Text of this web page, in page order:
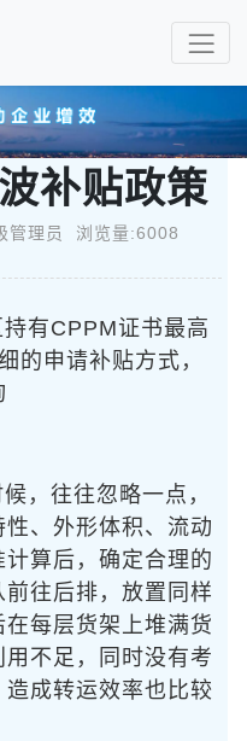
补贴政策
管理员 浏览量:6008
有CPPM证书最高
的申请补贴方式，
，往往忽略一点，
、外形体积、流动
算后，确定合理的
往后排，放置同样
每层货架上堆满货
不足，同时没有考
成转运效率也比较